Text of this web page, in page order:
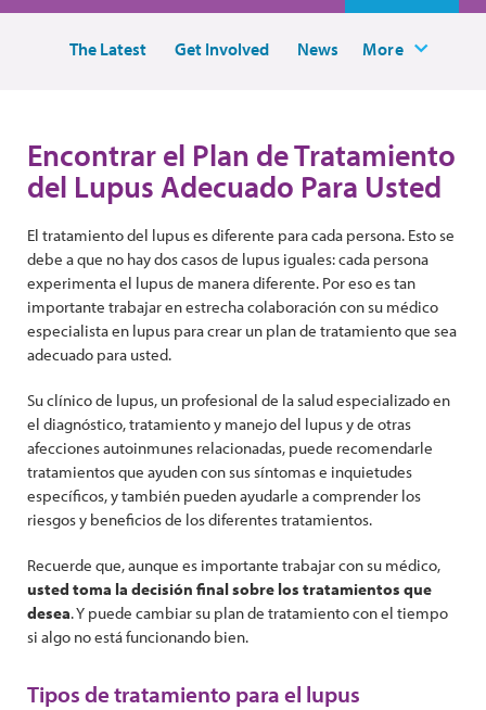
The Latest Get Involved News More
Encontrar el Plan de Tratamiento
del Lupus Adecuado Para Usted
El tratamiento del lupus es diferente para cada persona. Esto se
debe a que no hay dos casos de lupus iguales: cada persona
experimenta el lupus de manera diferente. Por eso es tan
importante trabajar en estrecha colaboración con su médico
especialista en lupus para crear un plan de tratamiento que sea
adecuado para usted.
Su clínico de lupus, un profesional de la salud especializado en
el diagnóstico, tratamiento y manejo del lupus y de otras
afecciones autoinmunes relacionadas, puede recomendarle
tratamientos que ayuden con sus síntomas e inquietudes
específicos, y también pueden ayudarle a comprender los
riesgos y beneficios de los diferentes tratamientos.
Recuerde que, aunque es importante trabajar con su médico,
usted toma la decisión final sobre los tratamientos que
desea. Y puede cambiar su plan de tratamiento con el tiempo
si algo no está funcionando bien.
Tipos de tratamiento para el lupus